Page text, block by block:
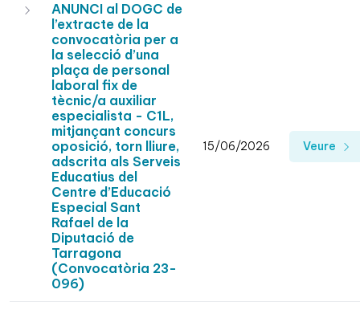
ANUNCI al DOGC de
l’extracte de la
convocatòria per a
la selecció d’una
plaça de personal
laboral fix de
tècnic/a auxiliar
especialista - C1L,
mitjançant concurs
oposició, torn lliure,
adscrita als Serveis
Educatius del
Centre d’Educació
Especial Sant
Rafael de la
Diputació de
Tarragona
(Convocatòria 23-
096)
15/06/2026 Veure